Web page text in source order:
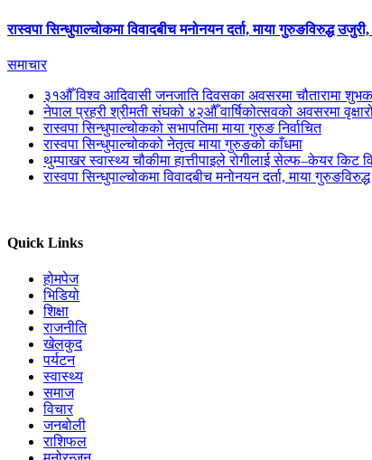
रास्वपा सिन्धुपाल्चोकमा विवादबीच मनोनयन दर्ता, माया गुरुङविरुद्ध उजुरी,
समाचार
३१औँ विश्व आदिवासी जनजाति दिवसका अवसरमा चौतारामा
नेपाल प्रहरी श्रीमती संघको ४२औँ वार्षिकोत्सवको अवसरमा
रास्वपा सिन्धुपाल्चोकको सभापतिमा माया गुरुङ निर्वाचित
रास्वपा सिन्धुपाल्चोकको नेतृत्व माया गुरुङको काँधमा
थुम्पाखर स्वास्थ्य चौकीमा हात्तीपाइले रोगीलाई सेल्फ–केयर किट
रास्वपा सिन्धुपाल्चोकमा विवादबीच मनोनयन दर्ता, माया
Quick Links
होमपेज
भिडियो
शिक्षा
राजनीति
खेलकुद
पर्यटन
स्वास्थ्य
समाज
विचार
जनबोली
राशिफल